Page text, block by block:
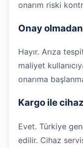
onarım riski
Onay olmadan
Hayır. Arıza
maliyet
onarıma
Kargo ile
Evet. Türkiye
edilir. Cihaz